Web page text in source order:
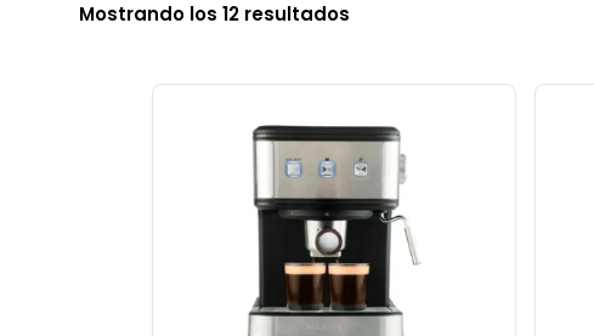
Mostrando los 12 resultados